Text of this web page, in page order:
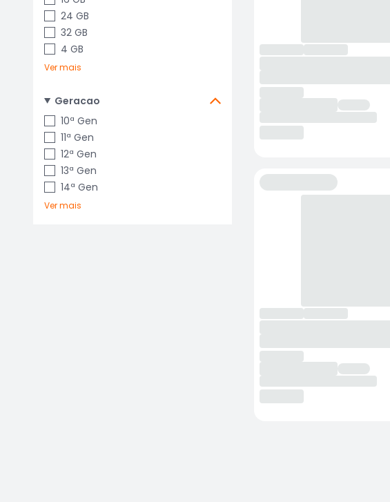
24 GB
32 GB
4 GB
Ver mais
Geracao
10ª Gen
11ª Gen
12ª Gen
13ª Gen
14ª Gen
Ver mais